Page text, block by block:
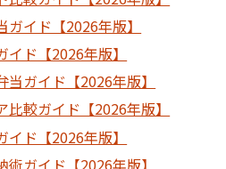
イド【2026年版】
ド【2026年版】
ガイド【2026年版】
較ガイド【2026年版】
ド【2026年版】
ガイド【2026年版】